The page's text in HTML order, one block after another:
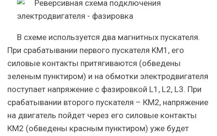
В схеме используется два магнитных пускателя.
При срабатывании первого пускателя KM1, его
силовые контакты притягиваются (обведены
зеленым пунктиром) и на обмотки электродвигателя
поступает напряжение с фазировкой L1, L2, L3. При
срабатывании второго пускателя – КМ2, напряжение
на двигатель пойдет через его силовые контакты
КМ2 (обведены красным пунктиром) уже будет